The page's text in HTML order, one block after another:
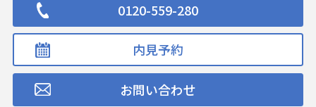
0120-559-280
内見予約
お問い合わせ